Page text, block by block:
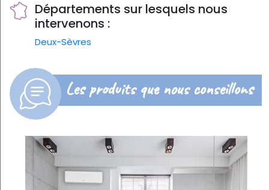
Départements sur lesquels nous
intervenons :
Deux-Sèvres
Les produits que nous conseillons